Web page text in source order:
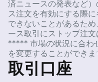
済ニュースの発表など
ス注文を有効にする際
できないことがあるた
ース取引にストップ注文
***** 市場の状況に合わ
を変更することができま
取引口座